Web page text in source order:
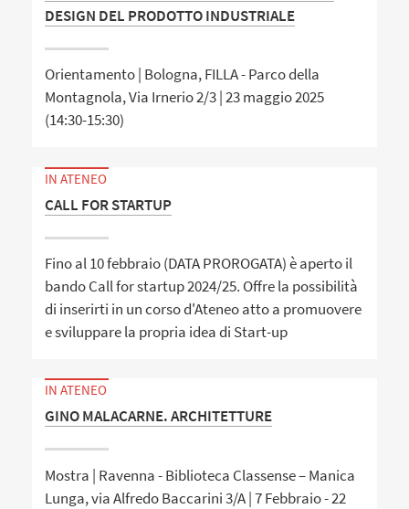
DESIGN DEL PRODOTTO INDUSTRIALE
Orientamento | Bologna, FILLA - Parco della
Montagnola, Via Irnerio 2/3 | 23 maggio 2025
(14:30-15:30)
IN ATENEO
CALL FOR STARTUP
Fino al 10 febbraio (DATA PROROGATA) è aperto il
bando Call for startup 2024/25. Offre la possibilità
di inserirti in un corso d'Ateneo atto a promuovere
e sviluppare la propria idea di Start-up
IN ATENEO
GINO MALACARNE. ARCHITETTURE
Mostra | Ravenna - Biblioteca Classense – Manica
Lunga, via Alfredo Baccarini 3/A | 7 Febbraio - 22